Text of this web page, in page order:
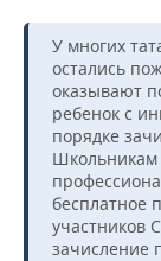
У многих
остались
оказывают
ребенок с
порядке
Школьникам
бесплатное
участников
зачисление